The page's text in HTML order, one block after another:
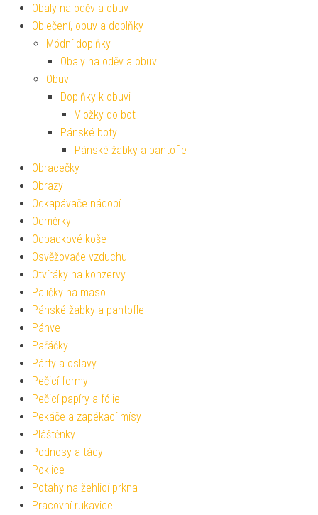
Obaly na oděv a obuv
Oblečení, obuv a doplňky
Módní doplňky
Obaly na oděv a obuv
Obuv
Doplňky k obuvi
Vložky do bot
Pánské boty
Pánské žabky a pantofle
Obracečky
Obrazy
Odkapávače nádobí
Odměrky
Odpadkové koše
Osvěžovače vzduchu
Otvíráky na konzervy
Paličky na maso
Pánské žabky a pantofle
Pánve
Pařáčky
Párty a oslavy
Pečicí formy
Pečicí papíry a fólie
Pekáče a zapékací mísy
Pláštěnky
Podnosy a tácy
Poklice
Potahy na žehlicí prkna
Pracovní rukavice